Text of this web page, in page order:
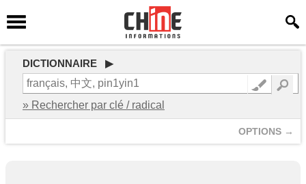
DICTIONNAIRE ▶
» Rechercher par clé / radical
OPTIONS →